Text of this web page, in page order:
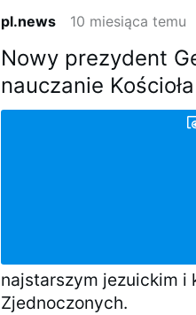
pl.news 10 miesiąca temu
Nowy prezydent
nauczanie
najstarszym jezuickim i
Zjednoczonych.